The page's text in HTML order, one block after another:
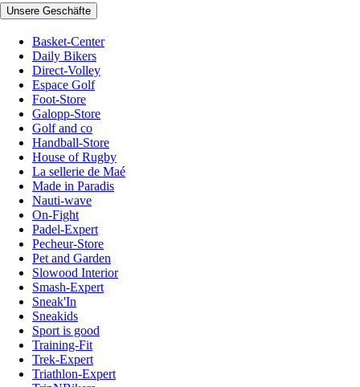
Unsere Geschäfte
Basket-Center
Daily Bikers
Direct-Volley
Espace Golf
Foot-Store
Galopp-Store
Golf and co
Handball-Store
House of Rugby
La sellerie de Maé
Made in Paradis
Nauti-wave
On-Fight
Padel-Expert
Pecheur-Store
Pet and Garden
Slowood Interior
Smash-Expert
Sneak'In
Sneakids
Sport is good
Training-Fit
Trek-Expert
Triathlon-Expert